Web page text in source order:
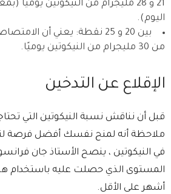
اليوم).
بين 20 و 25 نقطة: يعني أن
من 30 مليجرام من النيكوتين يوميًا.
الإقلاع عن التدخين
قبل أن نناقش نسبة النيكوتين التي
ملاحظة أنه لمنح نفسك أفضل فرصة
في النيكوتين ، ينصح الأستاذ جان
أشهر على الأقل.